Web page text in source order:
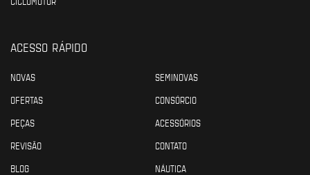
ACESSO RÁPIDO
NOVAS
SEMINOVAS
OFERTAS
CONSÓRCIO
PEÇAS
ACESSÓRIOS
REVISÃO
CONTATO
BLOG
NÁUTICA